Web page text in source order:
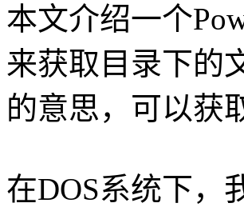
本文介绍一个
来获取目录下的
的意思，可以获
在DOS系统下，